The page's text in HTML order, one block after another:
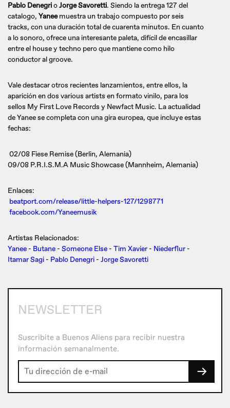
Pablo DenegrioJorge Savoretti. Siendo la entrega 127 del
catalogo, Yaneemuestra un trabajo compuesto por seis
tracks, con una duración total de cuarenta minutos. En cuanto
a lo sonoro, ofrece una interesante paleta, difícil de encasillar
entre el house y techno pero que mantiene como hilo
conductor al groove.
Vale destacar otros recientes lanzamientos, entre ellos, la
aparición en dos various artists en formato vinilo, para los
sellos My First Love Records y Newfact Music. La actualidad
de Yanee se completa con una gira europea, que incluye estas
fechas:
02/08 Fiese Remise (Berlin, Alemania)
09/08 P.R.I.S.M.A Music Showcase (Mannheim, Alemania)
Enlaces:
beatport.com/release/little-helpers-127/1298771
facebook.com/Yaneemusik
Artistas Relacionados:
Yanee - Butane - Someone Else - Tim Xavier - Niederflur -
Itamar Sagi - Pablo Denegri - Jorge Savoretti
NEWSLETTER
Suscribite a Buenos Aliens para recibir nuestra
información semanalmente.
→